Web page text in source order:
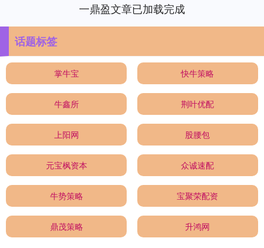
一鼎盈文章已加载完成
话题标签
掌牛宝 快牛策略
牛鑫所 荆叶优配
上阳网 股腰包
元宝枫资本 众诚速配
牛势策略 宝聚荣配资
鼎茂策略 升鸿网